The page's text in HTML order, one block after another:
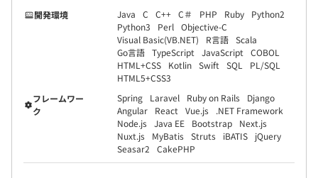
Azure、GitHub、SQL、Oracle
◆技術スキル（IT・Web系）《アプリケーション・ツー
SFA関連、SAP関連、ERP関連
◆技術スキル（IT・Web系）《OS》
Linux、UNIX、Windows
◆技術スキル（IT・Web系）《開発領域（業務知識）》
開発環境
Java C C++ C＃ PHP Ruby
Python2
Python3
Perl Objective-C
Visual Basic(VB.NET)
R言語 Scala
Go言語 TypeScript JavaScript
COBOL
HTML+CSS
Kotlin Swift SQL
PL/SQL
HTML5+CSS3
フレームワー
ク
Spring Laravel Ruby on Rails
Django
Angular
React Vue.js
.NET Framework
Node.js Java EE Bootstrap
Next.js
Nuxt.js
MyBatis Struts iBATIS
jQuery
Seasar2
CakePHP